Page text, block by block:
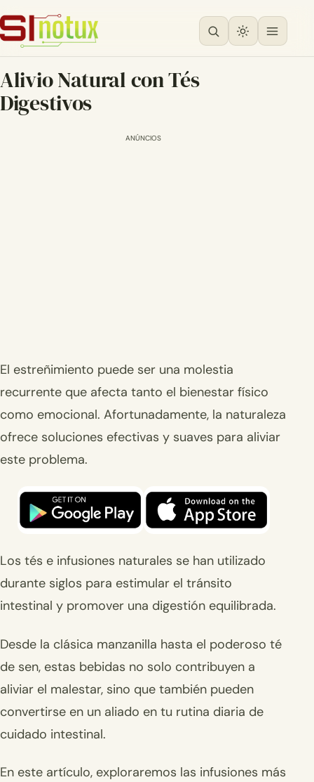
Alivio Natural con Tés
Digestivos
ANÚNCIOS
El estreñimiento puede ser una molestia
recurrente que afecta tanto el bienestar físico
como emocional. Afortunadamente, la naturaleza
ofrece soluciones efectivas y suaves para aliviar
este problema.
Los tés e infusiones naturales se han utilizado
durante siglos para estimular el tránsito
intestinal y promover una digestión equilibrada.
Desde la clásica manzanilla hasta el poderoso té
de sen, estas bebidas no solo contribuyen a
aliviar el malestar, sino que también pueden
convertirse en un aliado en tu rutina diaria de
cuidado intestinal.
En este artículo, exploraremos las infusiones más